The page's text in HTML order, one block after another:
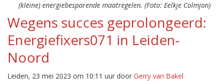
(kleine) energiebesparende maatregelen. (Foto: Eelkje Colmjon)
Wegens succes geprolongeerd:
Energiefixers071 in Leiden-
Noord
Leiden, 23 mei 2023 om 10:11 uur door Gerry van Bakel